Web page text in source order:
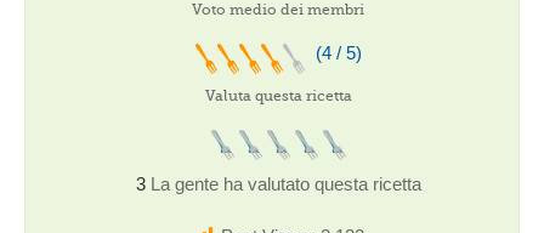
Voto medio dei membri
(4 / 5)
Valuta questa ricetta
3 La gente ha valutato questa ricetta